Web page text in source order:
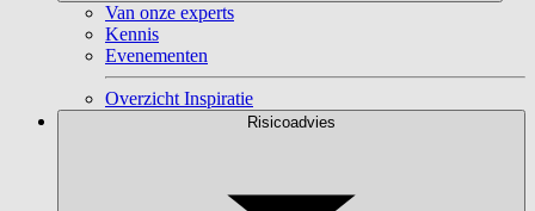
Van onze experts
Kennis
Evenementen
Overzicht Inspiratie
Risicoadvies